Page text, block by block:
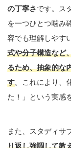
の丁寧さです。ス
を一つひとつ噛み
容でも理解しやす
式や分子構造など
るため、抽象的な
す。これにより、
た！」という実感
また、スタディサ
り返し強調して教